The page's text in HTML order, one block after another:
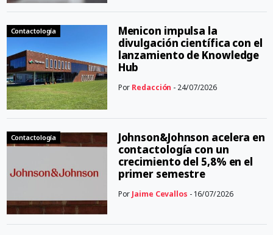
Contactología
Menicon impulsa la
divulgación científica con el
lanzamiento de Knowledge
Hub
Por Redacción - 24/07/2026
Contactología
Johnson&Johnson acelera en
contactología con un
crecimiento del 5,8% en el
primer semestre
Por Jaime Cevallos - 16/07/2026